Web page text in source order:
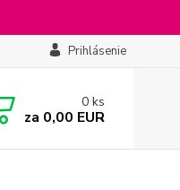
Prihlásenie
0 ks
za 0,00 EUR